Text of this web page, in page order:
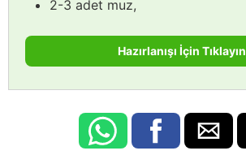
2-3 adet muz,
Hazırlanışı İçin Tıklayın